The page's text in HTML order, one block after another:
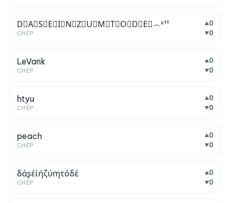
D⃒A⃒S⃒E⃒I⃒N⃒Z⃒U⃒M⃒T⃒O⃒D⃒E⃒︵ᵏ¹¹
CHÉP
▲0
▼0
LeVank
CHÉP
▲0
▼0
htyu
CHÉP
▲0
▼0
peach
CHÉP
▲0
▼0
δάʂέίήζύɱτόδέ
CHÉP
▲0
▼0